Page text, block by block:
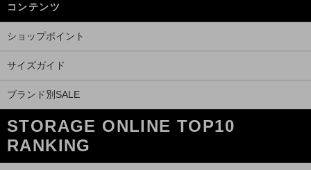
コンテンツ
ショップポイント
サイズガイド
ブランド別SALE
STORAGE ONLINE TOP10
RANKING